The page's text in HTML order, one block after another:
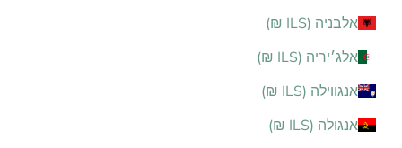
אלבניה (ILS ₪)
אלג׳יריה (ILS ₪)
אנגווילה (ILS ₪)
אנגולה (ILS ₪)